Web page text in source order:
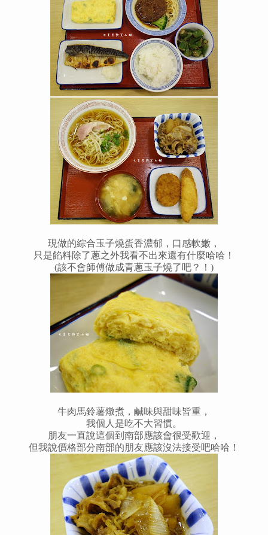
現做的綜合玉子燒蛋香濃郁，口感軟嫩，
只是餡料除了蔥之外我看不出來還有什麼哈哈！
(該不會師傅做成青蔥玉子燒了吧？！)
牛肉馬鈴薯燉煮，鹹味與甜味皆重，
我個人是吃不大習慣。
朋友一直說這個到南部應該會很受歡迎，
但我說價格部分南部的朋友應該沒法接受吧哈哈！